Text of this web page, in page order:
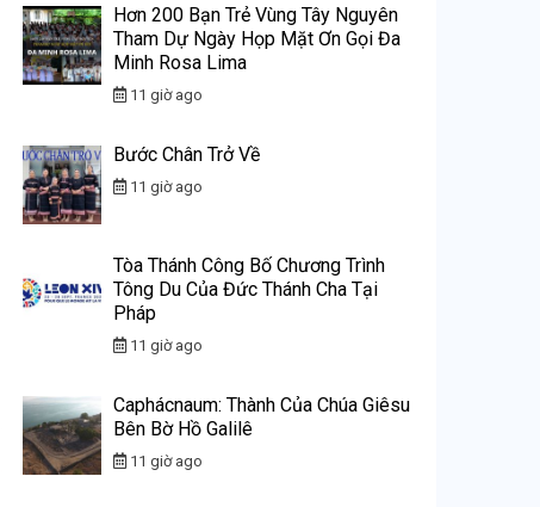
Hơn 200 Bạn Trẻ Vùng Tây Nguyên
Tham Dự Ngày Họp Mặt Ơn Gọi Đa
Minh Rosa Lima
11 giờ ago
Bước Chân Trở Về
11 giờ ago
Tòa Thánh Công Bố Chương Trình
Tông Du Của Đức Thánh Cha Tại
Pháp
11 giờ ago
Caphácnaum: Thành Của Chúa Giêsu
Bên Bờ Hồ Galilê
11 giờ ago